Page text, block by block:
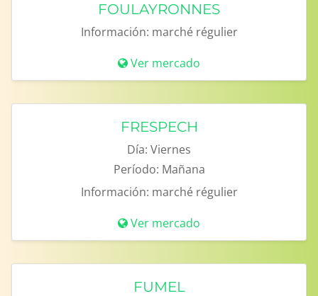
FOULAYRONNES
Información: marché régulier
Ver mercado
FRESPECH
Día: Viernes
Período: Mañana
Información: marché régulier
Ver mercado
FUMEL